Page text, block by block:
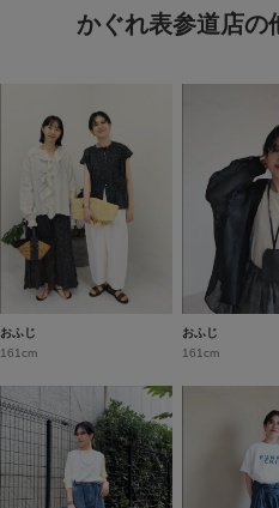
かぐれ表参道店の
おふじ
161cm
おふじ
161cm